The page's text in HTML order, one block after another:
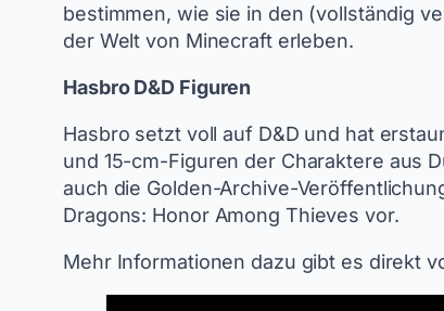
bestimmen, wie sie in den (vollständig
der Welt von Minecraft erleben.
Hasbro D&D Figuren
Hasbro setzt voll auf D&D und hat
und 15-cm-Figuren der Charaktere aus
auch die Golden-Archive-
Dragons: Honor Among Thieves vor.
Mehr Informationen dazu gibt es direkt